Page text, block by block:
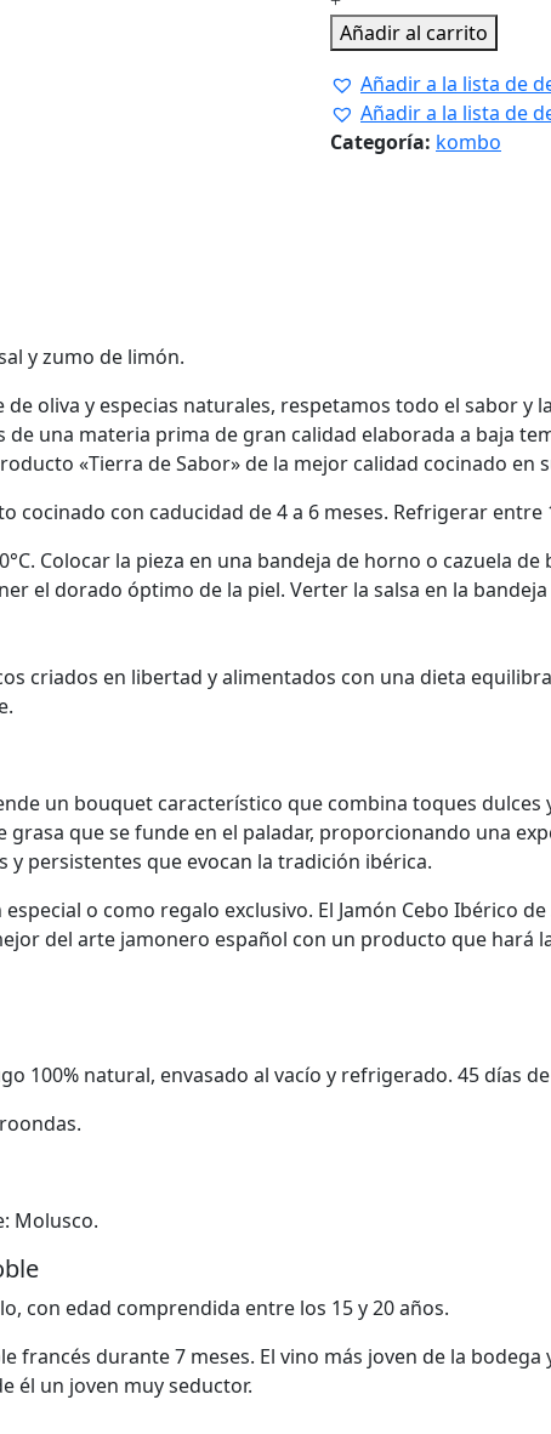
Añadir al carrito
Añadir a la lista de
Añadir a la lista de
Categoría: kombo
y zumo de limón.
oliva y especias naturales, respetamos todo el sabor
de una materia prima de gran calidad elaborada a baja
«Tierra de Sabor» de la mejor calidad cocinado en
cocinado con caducidad de 4 a 6 meses. Refrigerar entre
Colocar la pieza en una bandeja de horno o cazuela
el dorado óptimo de la piel. Verter la salsa en la
criados en libertad y alimentados con una dieta
un bouquet característico que combina toques dulces
grasa que se funde en el paladar, proporcionando una
persistentes que evocan la tradición ibérica.
o como regalo exclusivo. El Jamón Cebo Ibérico
del arte jamonero español con un producto que hará
100% natural, envasado al vacío y refrigerado. 45 días
Molusco.
con edad comprendida entre los 15 y 20 años.
francés durante 7 meses. El vino más joven de la
él un joven muy seductor.